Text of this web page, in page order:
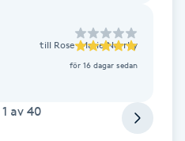
till Rose-Marie Norrby
för 16 dagar sedan
1 av 40